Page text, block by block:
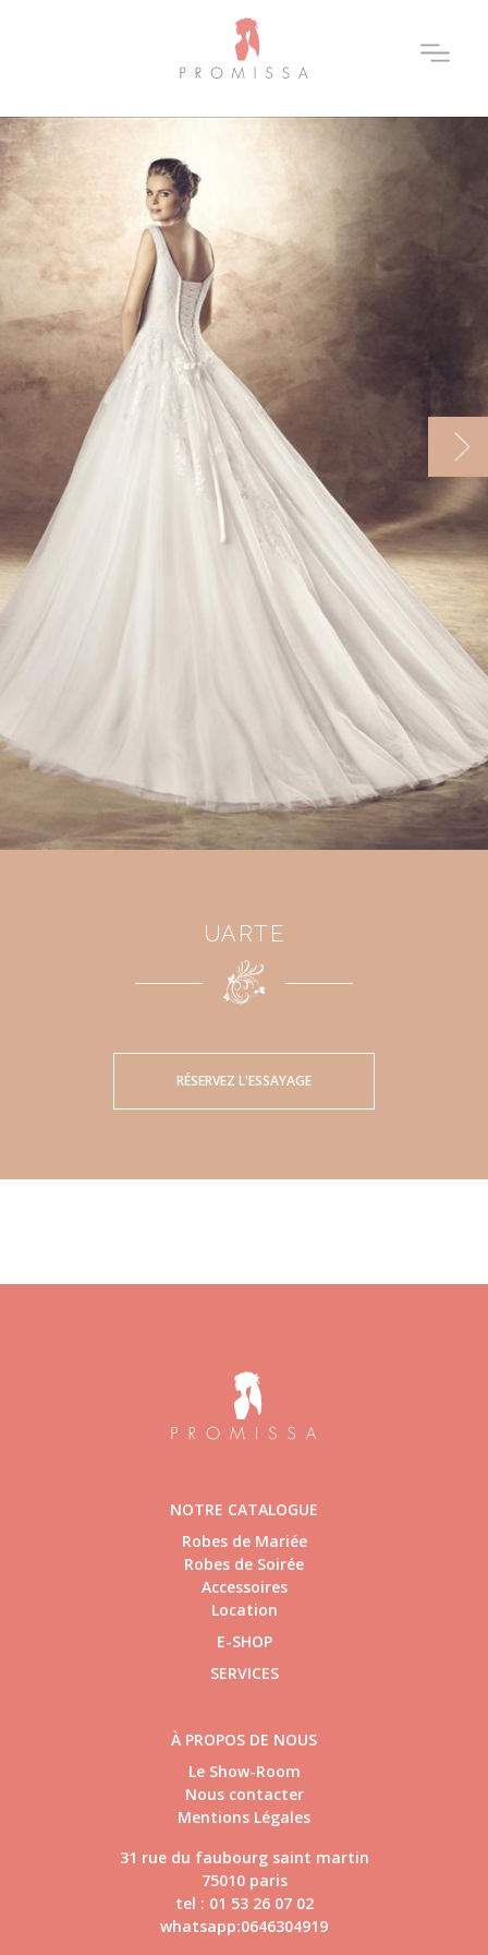
UARTE
RÉSERVEZ L'ESSAYAGE
NOTRE CATALOGUE
Robes de Mariée
Robes de Soirée
Accessoires
Location
E-SHOP
SERVICES
À PROPOS DE NOUS
Le Show-Room
Nous contacter
Mentions Légales
31 rue du faubourg saint martin
75010 paris
tel : 01 53 26 07 02
whatsapp:0646304919